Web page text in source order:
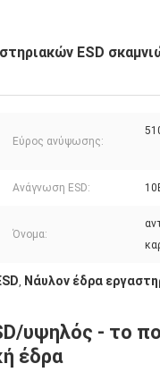
ESD
Εύρος ανύψωσης:
Ανάγνωση ESD:
Όνομα:
, Νάυλον έδρα
υψηλός - το
έδρα